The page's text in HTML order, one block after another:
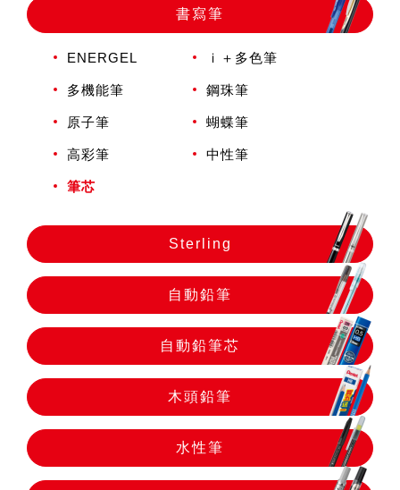
書寫筆
木頭鉛筆
水性筆
油性筆
修正系列
書寫筆
ENERGEL ｉ＋多色筆
多機能筆 鋼珠筆
原子筆 蝴蝶筆
高彩筆 中性筆
筆芯
Sterling
自動鉛筆
自動鉛筆芯
木頭鉛筆
水性筆